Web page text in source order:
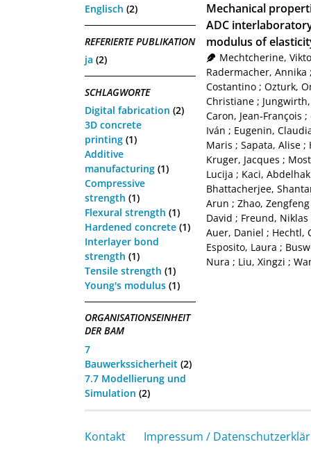
Englisch (2)
REFERIERTE PUBLIKATION
ja (2)
SCHLAGWORTE
Digital fabrication (2)
3D concrete
printing (1)
Additive
manufacturing (1)
Compressive
strength (1)
Flexural strength (1)
Hardened concrete (1)
Interlayer bond
strength (1)
Tensile strength (1)
Young's modulus (1)
ORGANISATIONSEINHEIT
DER BAM
7
Bauwerkssicherheit (2)
7.7 Modellierung und
Simulation (2)
Mechanical
ADC
modulus of
Mechtcherine,
Radermacher, Annika
Costantino ; Ozturk,
Christiane ;
Caron, Jean‑François ;
Iván ; Eugenin,
Maris ; Sapata, Alise ;
Kruger, Jacques ;
Lucija ; Kaci, Abdelhak
Bhattacherjee,
Arun ; Zhao, Zengfeng
David ; Freund, Niklas
Auer, Daniel ; Hechtl,
Esposito, Laura ;
Nura ; Liu, Xingzi ;
Kontakt Impressum /